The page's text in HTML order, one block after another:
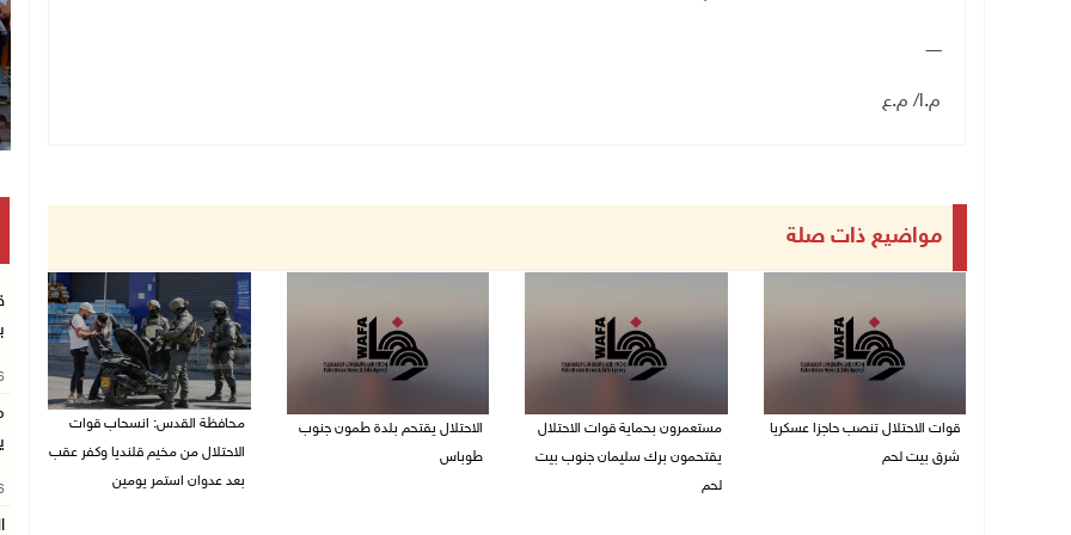
ــــــ
م.ا/ م.ع
مواضيع ذات صلة
قوات الاحتلال تنصب حاجزا عسكريا
شرق بيت لحم
مستعمرون بحماية قوات الاحتلال
يقتحمون برك سليمان جنوب بيت
لحم
الاحتلال يقتحم بلدة طمون جنوب
طوباس
محافظة القدس: انسحاب قوات
الاحتلال من مخيم قلنديا وكفر عقب
بعد عدوان استمر يومين